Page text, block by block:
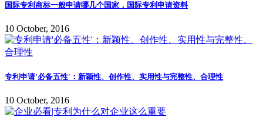
国际专利商标一般申请哪几个国家，国际专利申请资料
10 October, 2016
专利申请'必备五性'：新颖性、创作性、实用性与完整性、合理性
10 October, 2016